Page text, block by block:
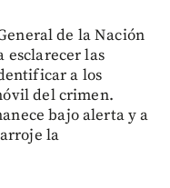
de la Nación
esclarecer las
a los
del crimen.
bajo alerta y a
la